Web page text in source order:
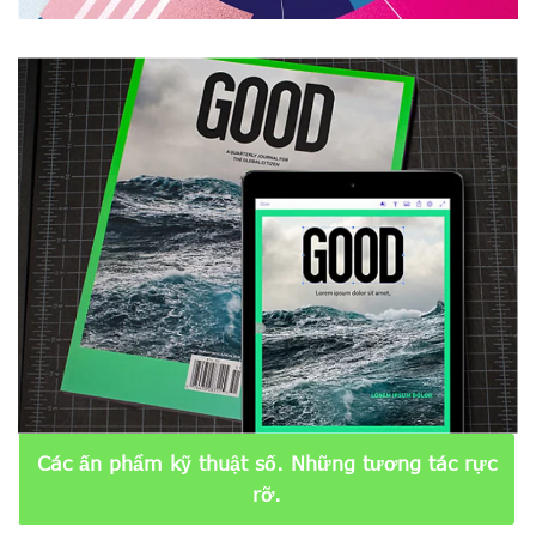
Các ấn phẩm kỹ thuật số. Những tương tác rực
rỡ.